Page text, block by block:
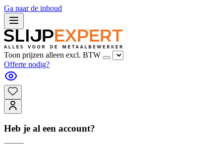
Ga naar de inhoud
Toon prijzen alleen excl. BTW
Offerte nodig?
Heb je al een account?